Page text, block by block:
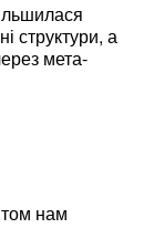
структури, а
мета-
нам